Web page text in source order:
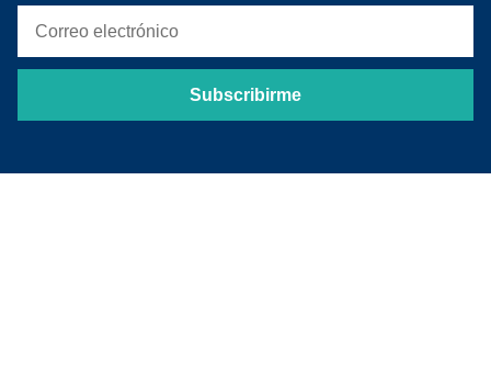
Subscribirme